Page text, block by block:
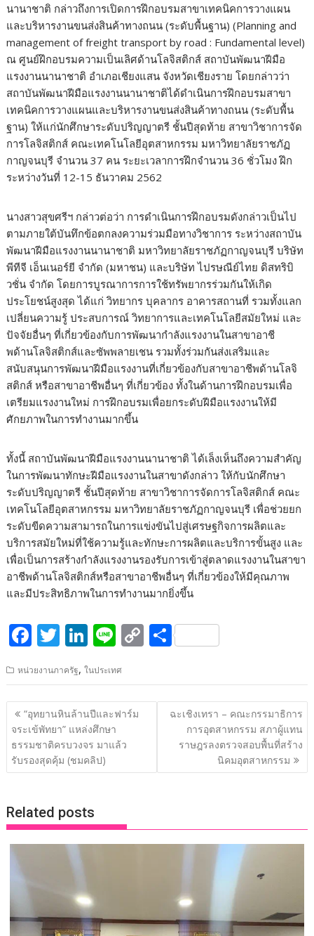
นานาชาติ กล่าวถึงการเปิดการฝึกอบรมสาขาเทคนิคการวางแผน
และบริหารงานขนส่งสินค้าทางถนน (ระดับพื้นฐาน) (Planning and
management of freight transport by road : Fundamental level)
ณ ศูนย์ฝึกอบรมความเป็นเลิศด้านโลจิสติกส์ สถาบันพัฒนาฝีมือ
แรงงานนานาชาติ อำเภอเชียงแสน จังหวัดเชียงราย โดยกล่าวว่า
สถาบันพัฒนาฝีมือแรงงานนานาชาติได้ดำเนินการฝึกอบรมสาขา
เทคนิคการวางแผนและบริหารงานขนส่งสินค้าทางถนน (ระดับพื้น
ฐาน) ให้แก่นักศึกษาระดับปริญญาตรี ชั้นปีสุดท้าย สาขาวิชาการจัด
การโลจิสติกส์ คณะเทคโนโลยีอุตสาหกรรม มหาวิทยาลัยราชภัฏ
กาญจนบุรี จำนวน 37 คน ระยะเวลาการฝึกจำนวน 36 ชั่วโมง ฝึก
ระหว่างวันที่ 12-15 ธันวาคม 2562
นางสาวสุขศรีฯ กล่าวต่อว่า การดำเนินการฝึกอบรมดังกล่าวเป็นไป
ตามภายใต้บันทึกข้อตกลงความร่วมมือทางวิชาการ ระหว่างสถาบัน
พัฒนาฝีมือแรงงานนานาชาติ มหาวิทยาลัยราชภัฏกาญจนบุรี บริษัท
พีทีจี เอ็นเนอร์ยี จำกัด (มหาชน) และบริษัท ไปรษณีย์ไทย ดิสทริบิ
วชั่น จำกัด โดยการบูรณาการการใช้ทรัพยากรร่วมกันให้เกิด
ประโยชน์สูงสุด ได้แก่ วิทยากร บุคลากร อาคารสถานที่ รวมทั้งแลก
เปลี่ยนความรู้ ประสบการณ์ วิทยาการและเทคโนโลยีสมัยใหม่ และ
ปัจจัยอื่นๆ ที่เกี่ยวข้องกับการพัฒนากำลังแรงงานในสาขาอาชี
พด้านโลจิสติกส์และซัพพลายเชน รวมทั้งร่วมกันส่งเสริมและ
สนับสนุนการพัฒนาฝีมือแรงงานที่เกี่ยวข้องกับสาขาอาชีพด้านโลจิ
สติกส์ หรือสาขาอาชีพอื่นๆ ที่เกี่ยวข้อง ทั้งในด้านการฝึกอบรมเพื่อ
เตรียมแรงงานใหม่ การฝึกอบรมเพื่อยกระดับฝีมือแรงงานให้มี
ศักยภาพในการทำงานมากขึ้น
ทั้งนี้ สถาบันพัฒนาฝีมือแรงงานนานาชาติ ได้เล็งเห็นถึงความสำคัญ
ในการพัฒนาทักษะฝีมือแรงงานในสาขาดังกล่าว ให้กับนักศึกษา
ระดับปริญญาตรี ชั้นปีสุดท้าย สาขาวิชาการจัดการโลจิสติกส์ คณะ
เทคโนโลยีอุตสาหกรรม มหาวิทยาลัยราชภัฏกาญจนบุรี เพื่อช่วยยก
ระดับขีดความสามารถในการแข่งขันไปสู่เศรษฐกิจการผลิตและ
บริการสมัยใหม่ที่ใช้ความรู้และทักษะการผลิตและบริการขั้นสูง และ
เพื่อเป็นการสร้างกำลังแรงงานรองรับการเข้าสู่ตลาดแรงงานในสาขา
อาชีพด้านโลจิสติกส์หรือสาขาอาชีพอื่นๆ ที่เกี่ยวข้องให้มีคุณภาพ
และมีประสิทธิภาพในการทำงานมากยิ่งขึ้น
F
e
b
o
o
k
T
itt
er
Li
k
e
dI
n
Li
e
C
p
y
k
S
ar
e
หน่วยงานภาครัฐ,ในประเทศ
แนะแนว
เรื่อง
“อุทยานหินล้านปีและฟาร์ม
จระเข้พัทยา” แหล่งศึกษา
ธรรมชาติครบวงจร มาแล้ว
รับรองสุดคุ้ม (ชมคลิป)
ฉะเชิงเทรา – คณะกรรมาธิการ
การอุตสาหกรรม สภาผู้แทน
ราษฎรลงตรวจสอบพื้นที่สร้าง
นิคมอุตสาหกรรม
Related posts